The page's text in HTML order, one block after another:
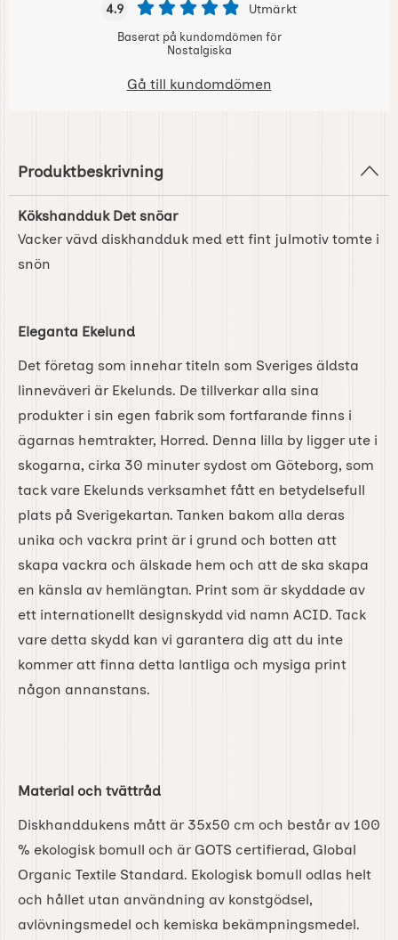
4.9 Utmärkt
Baserat på kundomdömen för
Nostalgiska
Gå till kundomdömen
Produktbeskrivning
Kökshandduk Det snöar
Vacker vävd diskhandduk med ett fint julmotiv tomte i
snön
Eleganta Ekelund
Det företag som innehar titeln som Sveriges äldsta
linneväveri är Ekelunds. De tillverkar alla sina
produkter i sin egen fabrik som fortfarande finns i
ägarnas hemtrakter, Horred. Denna lilla by ligger ute i
skogarna, cirka 30 minuter sydost om Göteborg, som
tack vare Ekelunds verksamhet fått en betydelsefull
plats på Sverigekartan. Tanken bakom alla deras
unika och vackra print är i grund och botten att
skapa vackra och älskade hem och att de ska skapa
en känsla av hemlängtan. Print som är skyddade av
ett internationellt designskydd vid namn ACID. Tack
vare detta skydd kan vi garantera dig att du inte
kommer att finna detta lantliga och mysiga print
någon annanstans.
Material och tvättråd
Diskhanddukens mått är 35x50 cm och består av 100
% ekologisk bomull och är GOTS certifierad, Global
Organic Textile Standard. Ekologisk bomull odlas helt
och hållet utan användning av konstgödsel,
avlövningsmedel och kemiska bekämpningsmedel.